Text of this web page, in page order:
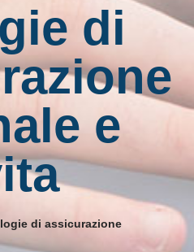
di
e
di assicurazione